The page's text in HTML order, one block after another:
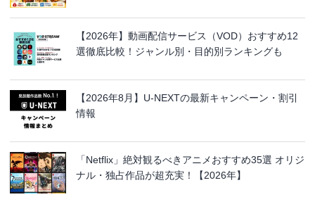
【2026年】動画配信サービス（VOD）おすすめ12
選徹底比較！ジャンル別・目的別ランキングも
【2026年8月】U-NEXTの最新キャンペーン・割引
情報
「Netflix」絶対観るべきアニメおすすめ35選 オリジ
ナル・独占作品が超充実！【2026年】